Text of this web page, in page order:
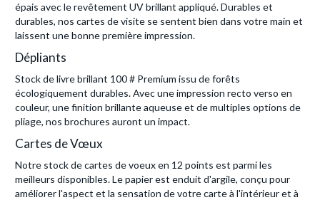
épais avec le revêtement UV brillant appliqué. Durables et
durables, nos cartes de visite se sentent bien dans votre main et
laissent une bonne première impression.
Dépliants
Stock de livre brillant 100 # Premium issu de forêts
écologiquement durables. Avec une impression recto verso en
couleur, une finition brillante aqueuse et de multiples options de
pliage, nos brochures auront un impact.
Cartes de Vœux
Notre stock de cartes de voeux en 12 points est parmi les
meilleurs disponibles. Le papier est enduit d'argile, conçu pour
améliorer l'aspect et la sensation de votre carte à l'intérieur et à